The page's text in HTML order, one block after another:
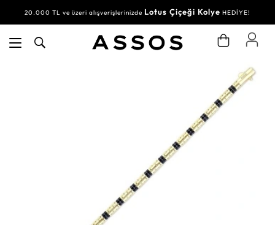
20.000 TL ve üzeri alışverişlerinizde Lotus Çiçeği Kolye HEDİYE!